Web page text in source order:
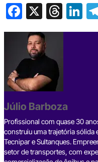
F
a
c
e
b
o
o
k
X T
hr
s
Li
n
Júlio Barboza
Profissional com quase 30
construiu uma trajetória sólida
Tecnipar e Sultanques.
setor de transportes, com